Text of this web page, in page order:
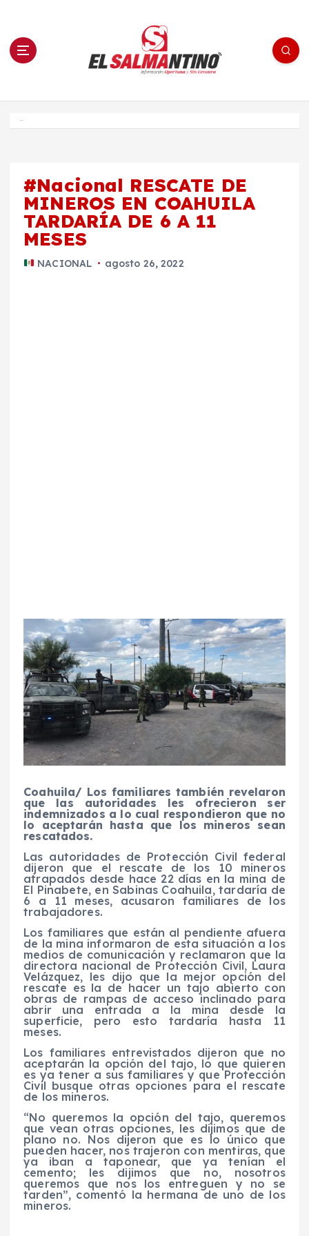
n El Salmantino - medios/noticias/editorial
#Nacional RESCATE DE
MINEROS EN COAHUILA
TARDARÍA DE 6 A 11
MESES
NACIONAL agosto 26, 2022
Coahuila/ Los familiares también revelaron
que las autoridades les ofrecieron ser
indemnizados a lo cual respondieron que no
lo aceptarán hasta que los mineros sean
rescatados.
Las autoridades de Protección Civil federal
dijeron que el rescate de los 10 mineros
atrapados desde hace 22 días en la mina de
El Pinabete, en Sabinas Coahuila, tardaría de
6 a 11 meses, acusaron familiares de los
trabajadores.
Los familiares que están al pendiente afuera
de la mina informaron de esta situación a los
medios de comunicación y reclamaron que la
directora nacional de Protección Civil, Laura
Velázquez, les dijo que la mejor opción del
rescate es la de hacer un tajo abierto con
obras de rampas de acceso inclinado para
abrir una entrada a la mina desde la
superficie, pero esto tardaría hasta 11
meses.
Los familiares entrevistados dijeron que no
aceptarán la opción del tajo, lo que quieren
es ya tener a sus familiares y que Protección
Civil busque otras opciones para el rescate
de los mineros.
“No queremos la opción del tajo, queremos
que vean otras opciones, les dijimos que de
plano no. Nos dijeron que es lo único que
pueden hacer, nos trajeron con mentiras, que
ya iban a taponear, que ya tenían el
cemento; les dijimos que no, nosotros
queremos que nos los entreguen y no se
tarden”, comentó la hermana de uno de los
mineros.